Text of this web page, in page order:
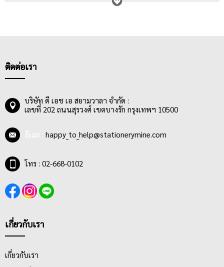
เขียนรายละเอียดของสิ่งที่สำคัญหรือวาดภาพของสิ่งที่ต้องการจดจำ
ติดต่อเรา
บริษัท ดี เอช เอ สยามวาลา จำกัด :
เลขที่ 202 ถนนสุรวงศ์ เขตบางรัก กรุงเทพฯ 10500
happy_to_help@stationerymine.com
โทร : 02-668-0102
เกี่ยวกับเรา
เกี่ยวกับเรา